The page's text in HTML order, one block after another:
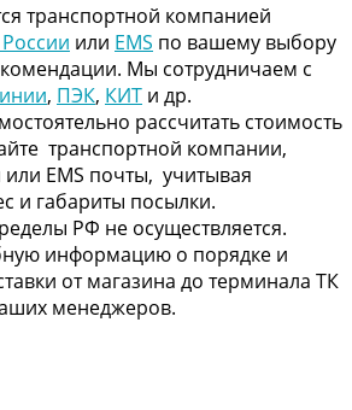
транспортной компанией
или EMS по вашему выбору
Мы сотрудничаем с
, ПЭК, КИТ и др.
рассчитать стоимость
транспортной компании,
EMS почты, учитывая
и габариты посылки.
РФ не осуществляется.
информацию о порядке и
от магазина до терминала ТК
менеджеров.